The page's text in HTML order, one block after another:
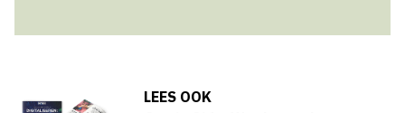
LEES OOK